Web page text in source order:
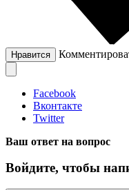
Нравится
Facebook
Вконтакте
Twitter
Ваш ответ на вопрос
Войдите, чтобы